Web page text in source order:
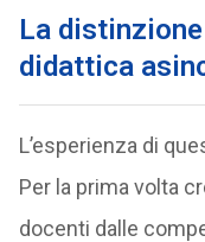
La
didattica
L’esperienza di
Per la prima volta
docenti dalle